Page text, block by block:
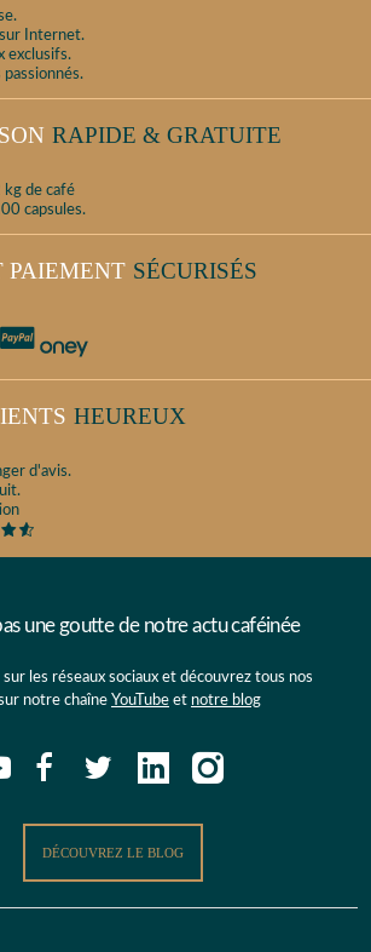
Internet.
exclusifs.
RAPIDE & GRATUITE
de café
capsules.
PAIEMENT SÉCURISÉS
HEUREUX
d'avis.
une goutte de notre actu caféinée
sur les réseaux sociaux et découvrez tous nos
notre chaîne YouTube et notre blog
DÉCOUVREZ LE BLOG